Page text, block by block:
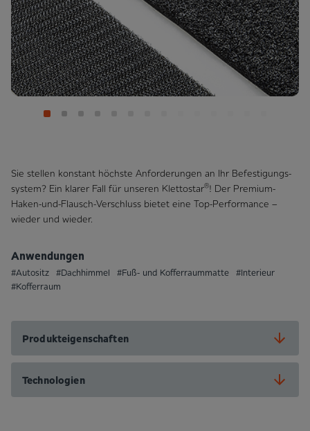
Sie stellen konstant höchste Anforderungen an Ihr Befestigungs­
system? Ein klarer Fall für unseren Klettostar®! Der Premium-
Haken-und-Flausch-Verschluss bietet eine Top-Performance –
wieder und wieder.
Anwendungen
#Autositz #Dachhimmel #Fuß- und Kofferraummatte #Interieur
#Kofferraum
Produkteigenschaften
Technologien